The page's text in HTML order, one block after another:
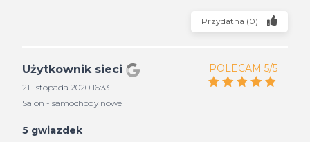
Przydatna (0)
Użytkownik sieci
21 listopada 2020 16:33
Salon - samochody nowe
POLECAM 5/5
5 gwiazdek